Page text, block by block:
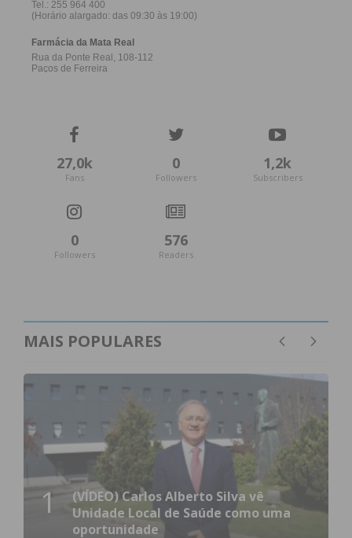
27,0k
Fans
0
Followers
1,2k
Subscribers
0
Followers
576
Readers
MAIS POPULARES
1
(VÍDEO) Carlos Alberto Silva vê
Unidade Local de Saúde como uma
oportunidade